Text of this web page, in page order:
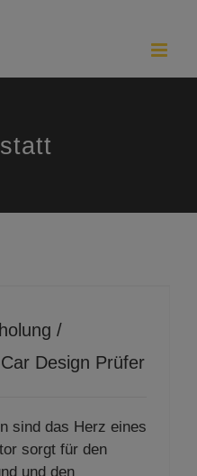
/
Design Prüfer
sind das Herz eines
sorgt für den
und den